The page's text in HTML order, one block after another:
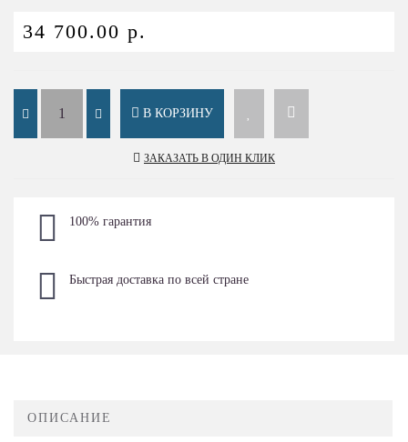
34 700.00 р.
В КОРЗИНУ
ЗАКАЗАТЬ В ОДИН КЛИК
100% гарантия
Быстрая доставка по всей стране
ОПИСАНИЕ